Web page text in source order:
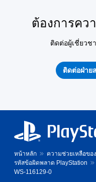
ต้องการคว
ติดต่อผู้เชี่ยวช
ติดต่อฝ่าย
หน้าหลัก
ความช่วยเหลือขอ
รหัสข้อผิดพลาด PlayStation
WS-116129-0